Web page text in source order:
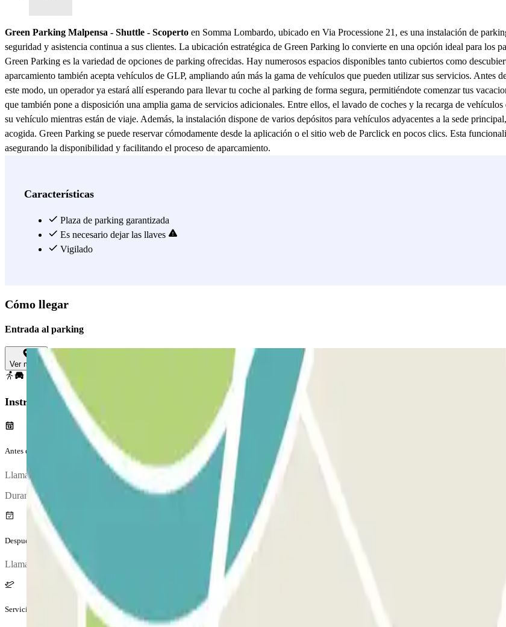
Green Parking Malpensa - Shuttle - Scoperto en Somma Lombardo, ubicado en Via Processione 21, es una instalación de
seguridad y asistencia continua a sus clientes. La ubicación estratégica de Green Parking lo convierte en una opción ideal para los
Green Parking es la variedad de opciones de parking ofrecidas. Hay numerosos espacios disponibles tanto cubiertos como
aparcamiento también acepta vehículos de GLP, ampliando aún más la gama de vehículos que pueden utilizar sus servicios. Antes
este modo, un operador ya estará allí esperando para llevar tu coche al parking de forma segura, permitiéndote comenzar tus
que también pone a disposición una amplia gama de servicios adicionales. Entre ellos, el lavado de coches y la recarga de
su vehículo mientras están de viaje. Además, la instalación dispone de varios depósitos para vehículos adyacentes a la sede
acogida. Green Parking se puede reservar cómodamente desde la aplicación o el sitio web de Parclick en pocos clics. Esta
asegurando la disponibilidad y facilitando el proceso de aparcamiento.
Características
Plaza de parking garantizada
Es necesario dejar las llaves
Vigilado
Cómo llegar
Entrada al parking
Ver mapa
Instrucciones
Antes de tu viaje
Llama al parking aproximadamente 15 minutos antes de llegar al aeropuerto. El número de teléfono del parking se proporcionará una
Durante la llamada, una persona te confirmará el punto de encuentro.
Después de tu viaje
Llama al parking para solicitar la entrega del vehículo. El número de teléfono del parking se proporcionará una vez hecha la reserva.
Servicios extra (no incluidos en el precio)